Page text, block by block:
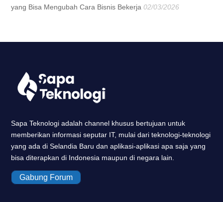
yang Bisa Mengubah Cara Bisnis Bekerja 02/03/2026
Sapa Teknologi adalah channel khusus bertujuan untuk
memberikan informasi seputar IT, mulai dari teknologi-teknologi
yang ada di Selandia Baru dan aplikasi-aplikasi apa saja yang
bisa diterapkan di Indonesia maupun di negara lain.
Gabung Forum